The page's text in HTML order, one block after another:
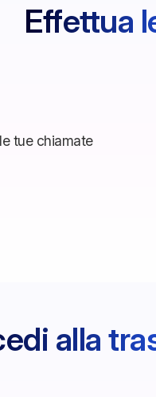
Effettua
alla